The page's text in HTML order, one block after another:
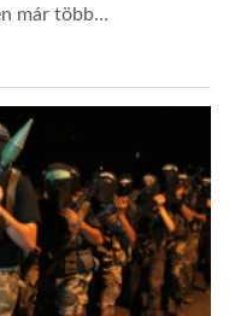
már több…